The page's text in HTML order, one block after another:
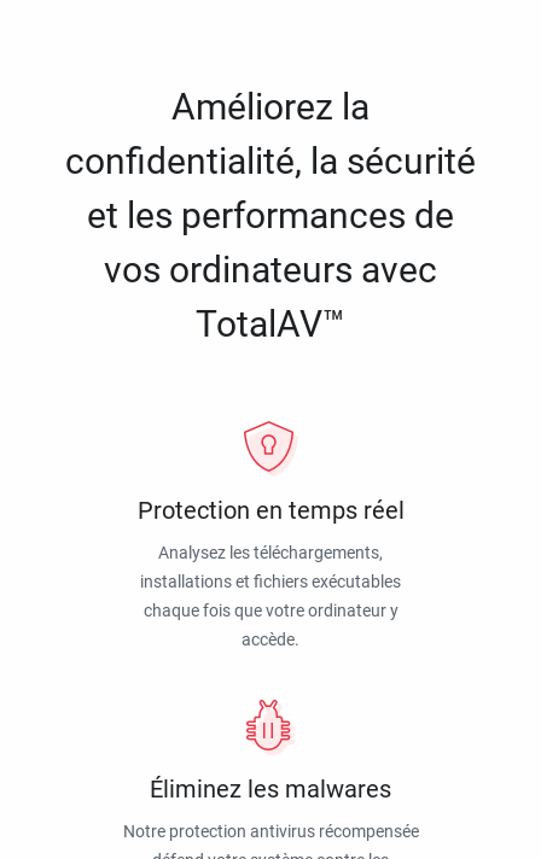
Améliorez la
confidentialité, la sécurité
et les performances de
vos ordinateurs avec
TotalAV™
Protection en temps réel
Analysez les téléchargements,
installations et fichiers exécutables
chaque fois que votre ordinateur y
accède.
Éliminez les malwares
Notre protection antivirus récompensée